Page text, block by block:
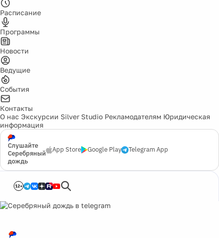
Расписание
Программы
Новости
Ведущие
События
Контакты
О нас Экскурсии Silver Studio Рекламодателям Юридическая
информация
Слушайте
Серебряный
дождь
App Store Google Play Telegram App
12+